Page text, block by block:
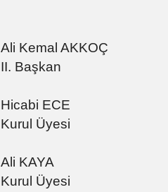
Ali Kemal AKKOÇ
II. Başkan
Hicabi ECE
Kurul Üyesi
Ali KAYA
Kurul Üyesi